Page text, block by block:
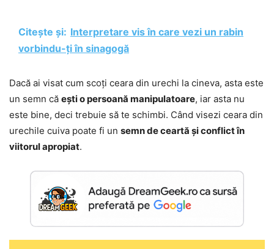
Citește și: Interpretare vis în care vezi un rabin
vorbindu-ți în sinagogă
Dacă ai visat cum scoți ceara din urechi la cineva, asta este
un semn că ești o persoană manipulatoare, iar asta nu
este bine, deci trebuie să te schimbi. Când visezi ceara din
urechile cuiva poate fi un semn de ceartă și conflict în
viitorul apropiat.